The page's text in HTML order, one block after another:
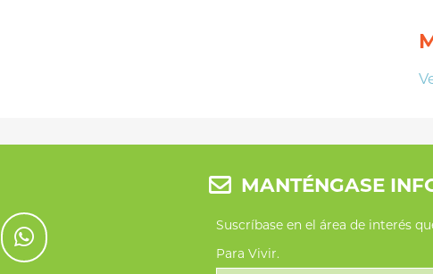
MANTÉNGASE
Suscríbase en el área de interés
Para Vivir.